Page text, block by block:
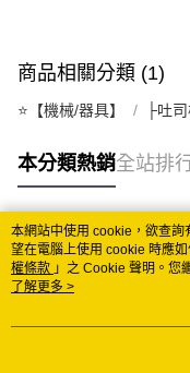
免運費
商品相關分類 (1)
⭐️【機械/器具】 ├吐
本分類熱銷全站排
熱門標籤
本網站中使用 cookie，欲查
望在電腦上使用 cookie 時應
權條款 」之 Cookie 聲明。您
用條款之 Cookie 聲明使用
了解更多 >